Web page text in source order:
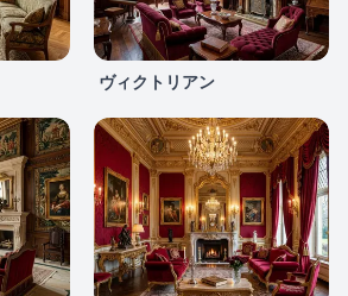
ヴィクトリアン